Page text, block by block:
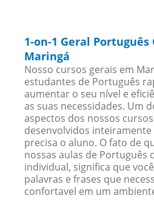
1-on-1 Geral Português
Maringá
Nosso cursos gerais em
estudantes de Português
aumentar o seu nível e
as suas necessidades. Um
aspectos dos nossos
desenvolvidos
precisa o aluno. O fato de
nossas aulas de Português
individual, significa que
palavras e frases que
confortavel em um